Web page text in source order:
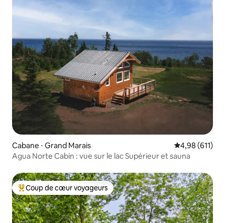
Cabane ⋅ Grand Marais Évaluation
4,98 (611)
Agua Norte Cabin : vue sur le lac Supérieur et sauna
Coups de cœur voyageurs les plus appréciés
Coup de cœur voyageurs